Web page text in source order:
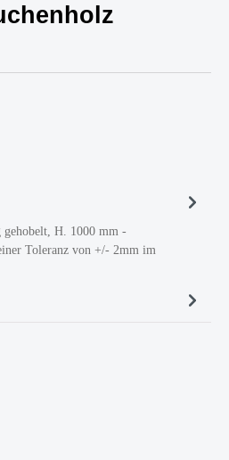
gehobelt, H. 1000 mm -
Toleranz von +/- 2mm im